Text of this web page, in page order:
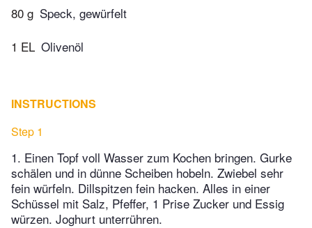
80 g Speck, gewürfelt
1 EL Olivenöl
INSTRUCTIONS
Step 1
1. Einen Topf voll Wasser zum Kochen bringen. Gurke
schälen und in dünne Scheiben hobeln. Zwiebel sehr
fein würfeln. Dillspitzen fein hacken. Alles in einer
Schüssel mit Salz, Pfeffer, 1 Prise Zucker und Essig
würzen. Joghurt unterrühren.